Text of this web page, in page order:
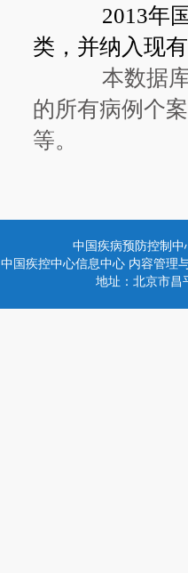
2013年
类，并纳入现
本数据库
的所有病例个
等。
中国疾病预防控制
中国疾控中心信息中心 内容管理
地址：北京市昌